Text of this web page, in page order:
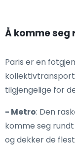
Å komme seg
Paris er en
tilgjengelige for
- Metro: Den
komme seg
og dekker de